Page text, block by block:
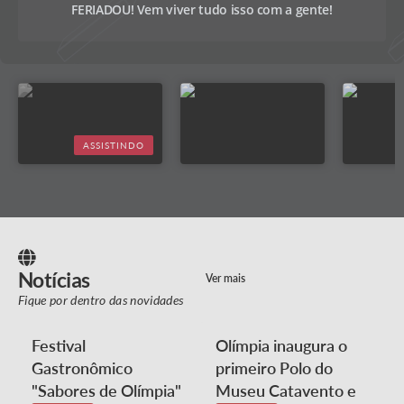
FERIADOU! Vem viver tudo isso com a gente!
ASSISTINDO
Notícias
Fique por dentro das novidades
Ver mais
Festival
Gastronômico
"Sabores de Olímpia"
Olímpia inaugura o
primeiro Polo do
Museu Catavento e